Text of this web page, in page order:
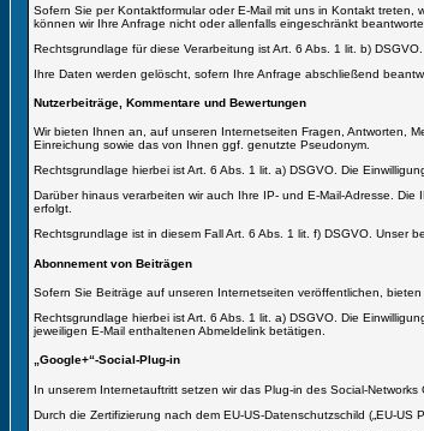
Sofern Sie per Kontaktformular oder E-Mail mit uns in Kontakt
können wir Ihre Anfrage nicht oder allenfalls eingeschränkt
Rechtsgrundlage für diese Verarbeitung ist Art. 6 Abs. 1 lit. b) DSGVO.
Ihre Daten werden gelöscht, sofern Ihre Anfrage abschließend
Nutzerbeiträge, Kommentare und Bewertungen
Wir bieten Ihnen an, auf unseren Internetseiten Fragen, Antworten,
Einreichung sowie das von Ihnen ggf. genutzte Pseudonym.
Rechtsgrundlage hierbei ist Art. 6 Abs. 1 lit. a) DSGVO. Die
Darüber hinaus verarbeiten wir auch Ihre IP- und E-Mail-Adresse.
erfolgt.
Rechtsgrundlage ist in diesem Fall Art. 6 Abs. 1 lit. f) DSGVO. Unser
Abonnement von Beiträgen
Sofern Sie Beiträge auf unseren Internetseiten veröffentlichen,
Rechtsgrundlage hierbei ist Art. 6 Abs. 1 lit. a) DSGVO. Die
jeweiligen E-Mail enthaltenen Abmeldelink betätigen.
„Google+“-Social-Plug-in
In unserem Internetauftritt setzen wir das Plug-in des Social-
Durch die Zertifizierung nach dem EU-US-Datenschutzschild („EU-US